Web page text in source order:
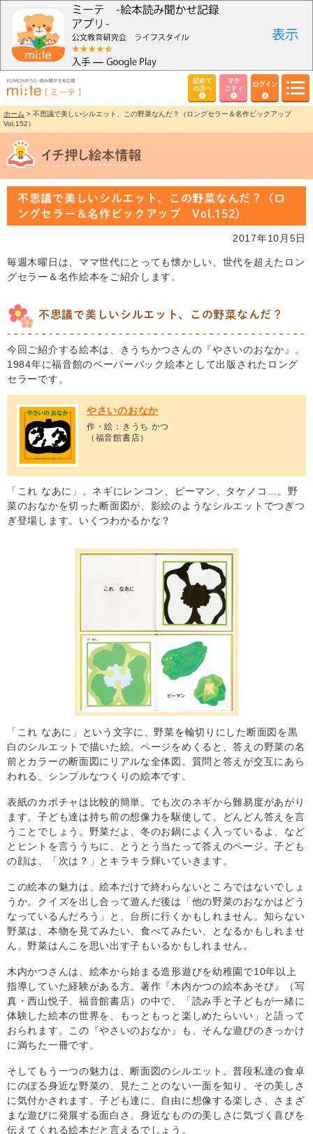
初めて
の方へ
マタ
ニティ
ログイン
ホーム > 不思議で美しいシルエット、この野菜なんだ？（ロングセラー＆名作ピックアップ
Vol.152）
不思議で美しいシルエット、この野菜なんだ？（ロ
ングセラー＆名作ピックアップ Vol.152）
2017年10月5日
毎週木曜日は、ママ世代にとっても懐かしい、世代を超えたロン
グセラー＆名作絵本をご紹介します。
不思議で美しいシルエット、この野菜なんだ？
今回ご紹介する絵本は、きうちかつさんの『やさいのおなか』。
1984年に福音館のペーパーバック絵本として出版されたロング
セラーです。
やさいのおなか
作・絵：きうち かつ
（福音館書店）
「これ なあに」。ネギにレンコン、ピーマン、タケノコ…。野
菜のおなかを切った断面図が、影絵のようなシルエットでつぎつ
ぎ登場します。いくつわかるかな？
「これ なあに」という文字に、野菜を輪切りにした断面図を黒
白のシルエットで描いた絵。ページをめくると、答えの野菜の名
前とカラーの断面図にリアルな全体図。質問と答えが交互にあら
われる、シンプルなつくりの絵本です。
表紙のカボチャは比較的簡単。でも次のネギから難易度があがり
ます。子ども達は持ち前の想像力を駆使して、どんどん答えを言
うことでしょう。野菜だよ、冬のお鍋によく入っているよ、など
とヒントを言ううちに、とうとう当たって答えのページ。子ども
の顔は、「次は？」とキラキラ輝いていきます。
この絵本の魅力は、絵本だけで終わらないところではないでしょ
うか。クイズを出し合って遊んだ後は「他の野菜のおなかはどう
なっているんだろう」と、台所に行くかもしれません。知らない
野菜は、本物を見てみたい、食べてみたい、となるかもしれませ
ん。野菜はんこを思い出す子もいるかもしれません。
木内かつさんは、絵本から始まる造形遊びを幼稚園で10年以上
指導していた経験がある方。著作『木内かつの絵本あそび』（写
真・西山悦子、福音館書店）の中で、「読み手と子どもが一緒に
体験した絵本の世界を、もっともっと楽しめたらいい」と語って
おられます。この『やさいのおなか』も、そんな遊びのきっかけ
に満ちた一冊です。
そしてもう一つの魅力は、断面図のシルエット。普段私達の食卓
にのぼる身近な野菜の、見たことのない一面を知り、その美しさ
に気付かされます。子ども達に、自由に想像する楽しさ、さまざ
まな遊びに発展する面白さ、身近なものの美しさに気づく喜びを
伝えてくれる絵本だと言えるでしょう。